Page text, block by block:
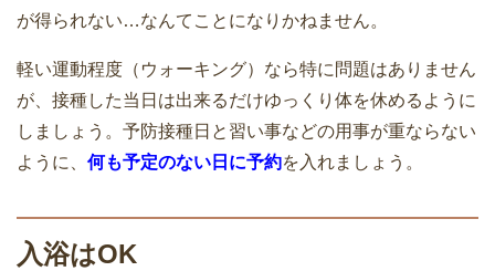
が得られない…なんてことになりかねません。
軽い運動程度（ウォーキング）なら特に問題はありません
が、接種した当日は出来るだけゆっくり体を休めるように
しましょう。予防接種日と習い事などの用事が重ならない
ように、 何も予定のない日に予約を入れましょう。
入浴はOK